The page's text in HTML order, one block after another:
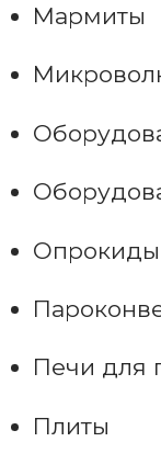
Мармиты
Печи для
Плиты